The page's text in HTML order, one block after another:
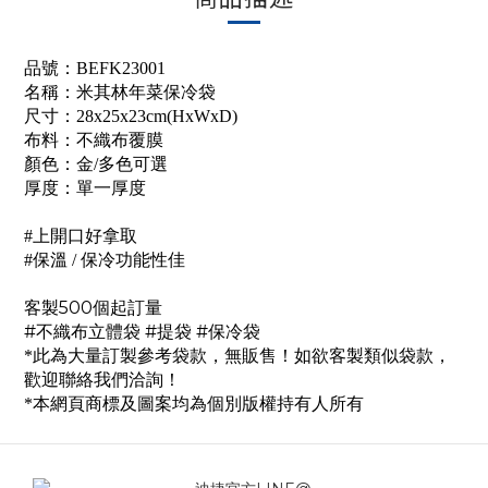
品號： BEFK23001
名稱： 米其林年菜保冷袋
尺寸：28x25x23cm(HxWxD)
布料： 不織布覆膜
顏色：金/多色可選
厚度： 單一厚度
#上開口好拿取
#保溫 / 保冷功能性佳
客製500個起訂量
#不織布立體袋 #提袋 #保冷袋
*此為大量訂製參考袋款，無販售！如欲客製類似袋款，
歡迎聯絡我們洽詢！
*本網頁商標及圖案均為個別版權持有人所有